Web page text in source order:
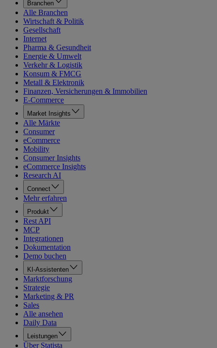
Branchen
Alle Branchen
Wirtschaft & Politik
Gesellschaft
Internet
Pharma & Gesundheit
Energie & Umwelt
Verkehr & Logistik
Konsum & FMCG
Metall & Elektronik
Finanzen, Versicherungen & Immobilien
E-Commerce
Market Insights
Alle Märkte
Consumer
eCommerce
Mobility
Consumer Insights
eCommerce Insights
Research AI
Connect
Mehr erfahren
Produkt
Rest API
MCP
Integrationen
Dokumentation
Demo buchen
KI-Assistenten
Marktforschung
Strategie
Marketing & PR
Sales
Alle ansehen
Daily Data
Leistungen
Über Statista